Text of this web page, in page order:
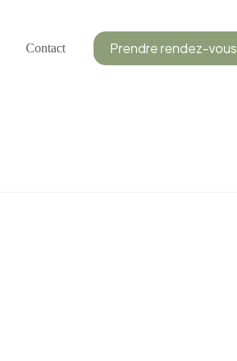
Contact Prendre rendez-vous